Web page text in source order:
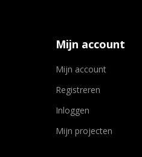
Mijn account
Mijn account
Registreren
Inloggen
Mijn projecten